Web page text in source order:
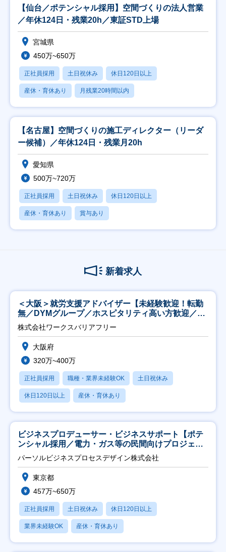
【仙台／ポテンシャル採用】空間づくりの法人営業
／年休124日・残業20h／東証STD上場
宮城県
450万~650万
正社員採用 土日祝休み 休日120日以上
産休・育休あり 月残業20時間以内
【名古屋】空間づくりの施工ディレクター（リーダ
ー候補）／年休124日・残業月20h
愛知県
500万~720万
正社員採用 土日祝休み 休日120日以上
産休・育休あり 賞与あり
新着求人
＜大阪＞就労支援アドバイザー【未経験歓迎！転勤
無／DYMグループ／ホスピタリティ高い方歓迎／土
日祝】
株式会社ワークスバリアフリー
大阪府
320万~400万
正社員採用 職種・業界未経験OK 土日祝休み
休日120日以上 産休・育休あり
ビジネスプロデューサー・ビジネスサポート【ポテ
ンシャル採用／電力・ガス等の民間向けプロジェク
ト推進】
パーソルビジネスプロセスデザイン株式会社
東京都
457万~650万
正社員採用 土日祝休み 休日120日以上
業界未経験OK 産休・育休あり